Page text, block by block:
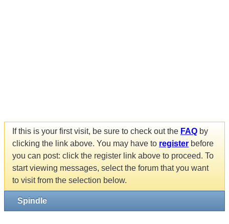
If this is your first visit, be sure to check out the FAQ by
clicking the link above. You may have to register before
you can post: click the register link above to proceed. To
start viewing messages, select the forum that you want
to visit from the selection below.
Spindle